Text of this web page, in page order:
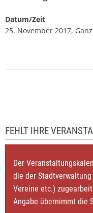
Datum/Zeit
25. November 2017,
FEHLT IHRE
Der
die der
Vereine etc.)
Angabe übernimmt die